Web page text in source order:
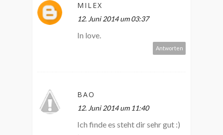
MILEX
12. Juni 2014 um 03:37
In love.
Antworten
BAO
12. Juni 2014 um 11:40
Ich finde es steht dir sehr gut :)